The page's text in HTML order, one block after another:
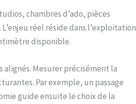
chambres d’ado, pièces
réel réside dans l’exploitation
disponible.
Mesurer précisément la
Par exemple, un passage
guide ensuite le choix de la